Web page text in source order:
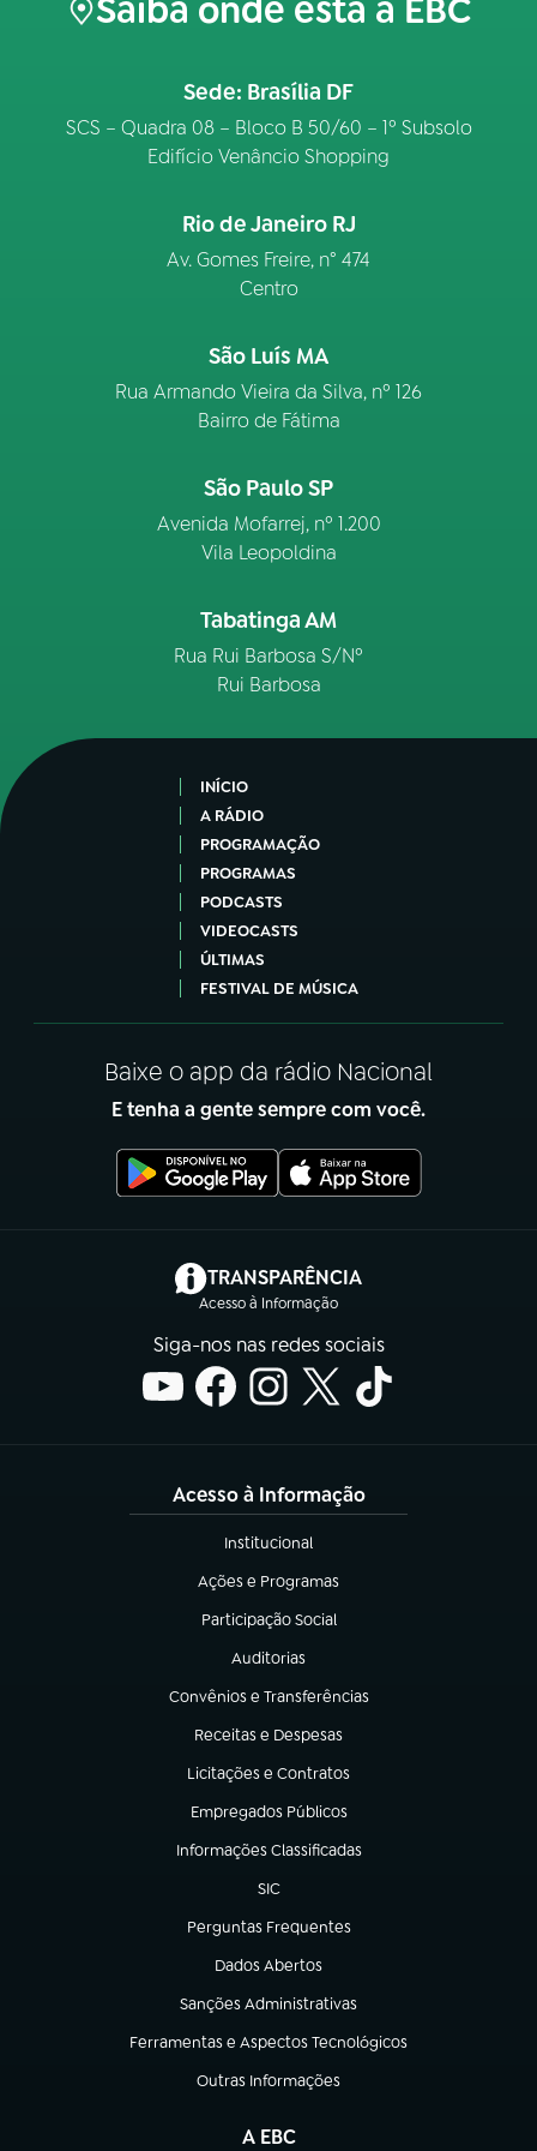
Saiba onde está a EBC
Sede: Brasília DF
SCS – Quadra 08 – Bloco B 50/60 – 1º Subsolo
Edifício Venâncio Shopping
Rio de Janeiro RJ
Av. Gomes Freire, n° 474
Centro
São Luís MA
Rua Armando Vieira da Silva, nº 126
Bairro de Fátima
São Paulo SP
Avenida Mofarrej, nº 1.200
Vila Leopoldina
Tabatinga AM
Rua Rui Barbosa S/Nº
Rui Barbosa
INÍCIO
A RÁDIO
PROGRAMAÇÃO
PROGRAMAS
PODCASTS
VIDEOCASTS
ÚLTIMAS
FESTIVAL DE MÚSICA
Baixe o app da rádio Nacional
E tenha a gente sempre com você.
TRANSPARÊNCIA
Acesso à Informação
(abre em nova aba)
Siga-nos nas redes sociais
Acesso à Informação
Institucional
(abre em nova aba)
Ações e Programas
(abre em nova aba)
Participação Social
(abre em nova aba)
Auditorias
(abre em nova aba)
Convênios e Transferências
(abre em nova aba)
Receitas e Despesas
(abre em nova aba)
Licitações e Contratos
(abre em nova aba)
Empregados Públicos
(abre em nova aba)
Informações Classificadas
(abre em nova aba)
SIC
(abre em nova aba)
Perguntas Frequentes
(abre em nova aba)
Dados Abertos
(abre em nova aba)
Sanções Administrativas
(abre em nova aba)
Ferramentas e Aspectos Tecnológicos
(abre em nova aba)
Outras Informações
(abre em nova aba)
A EBC